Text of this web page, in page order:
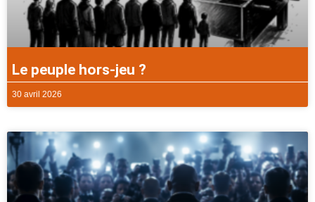
Le peuple hors-jeu ?
30 avril 2026